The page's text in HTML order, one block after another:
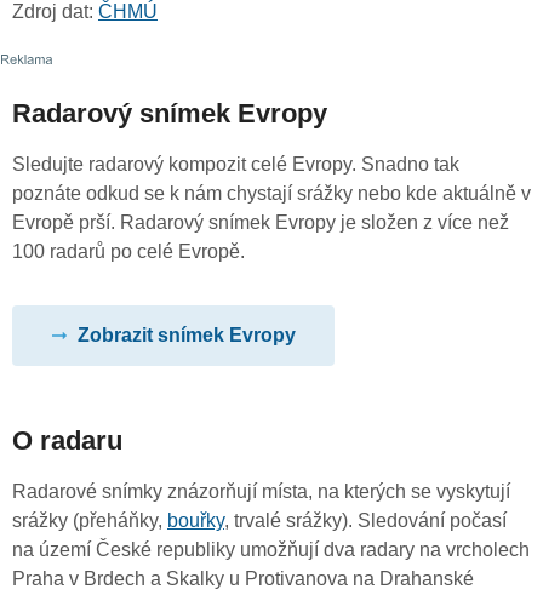
Zdroj dat: ČHMÚ
Radarový snímek Evropy
Sledujte radarový kompozit celé Evropy. Snadno tak
poznáte odkud se k nám chystají srážky nebo kde aktuálně v
Evropě prší. Radarový snímek Evropy je složen z více než
100 radarů po celé Evropě.
Zobrazit snímek Evropy
O radaru
Radarové snímky znázorňují místa, na kterých se vyskytují
srážky (přeháňky, bouřky, trvalé srážky). Sledování počasí
na území České republiky umožňují dva radary na vrcholech
Praha v Brdech a Skalky u Protivanova na Drahanské